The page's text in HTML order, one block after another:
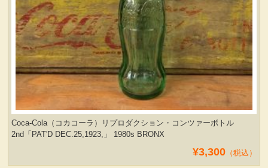
Coca-Cola（コカコーラ）リプロダクション・コンツァーボトル
2nd「PAT'D DEC.25,1923,」 1980s BRONX
¥3,300（税込）